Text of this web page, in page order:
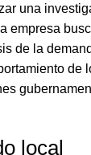
una
empresa
de la
de
local